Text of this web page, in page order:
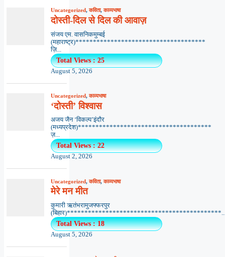
Uncategorized,कविता,काव्यभाषा
दोस्ती-दिल से दिल की आवाज़
संजय एम. वासनिकमुम्बई
(महाराष्ट्र)*************************************
ज़ि...
Total Views : 25
August 5, 2026
Uncategorized,काव्यभाषा
‘दोस्ती’ विश्वास
अजय जैन ‘विकल्प’इंदौर
(मध्यप्रदेश)**************************************
ज़...
Total Views : 22
August 2, 2026
Uncategorized,कविता,काव्यभाषा
मेरे मन मीत
कुमारी ऋतंभरामुजफ्फरपुर
Total Views : 18
August 5, 2026